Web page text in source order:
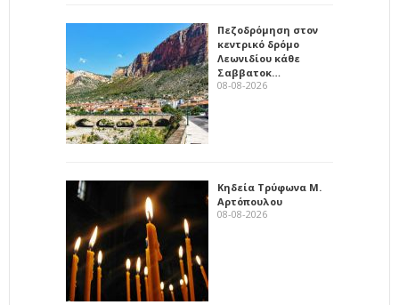
Πεζοδρόμηση στον
κεντρικό δρόμο
Λεωνιδίου κάθε
Σαββατοκ…
08-08-2026
Κηδεία Τρύφωνα Μ.
Αρτόπουλου
08-08-2026